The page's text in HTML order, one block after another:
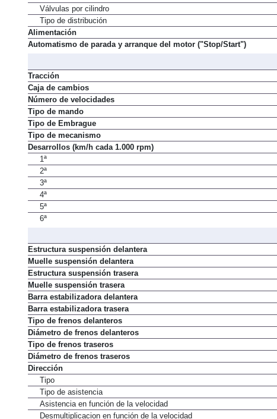
Distribución
Válvulas por cilindro
Tipo de distribución
Alimentación
Tracción
Caja de cambios
Número de velocidades
Tipo de mando
Tipo de Embrague
Tipo de mecanismo
Desarrollos (km/h cada 1.000 rpm)
1ª
2ª
3ª
4ª
5ª
Estructura suspensión delantera
Muelle suspensión delantera
Estructura suspensión trasera
Muelle suspensión trasera
Barra estabilizadora delantera
Barra estabilizadora trasera
Tipo de frenos delanteros
Diámetro de frenos delanteros
Tipo de frenos traseros
Diámetro de frenos traseros
Dirección
Tipo
Tipo de asistencia
Asistencia en función de la velocidad